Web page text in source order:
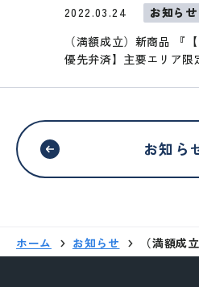
2022.03.24
お知らせ
（満額成立）新商品 『
優先弁済】主要エリア限
お知ら
ホーム お知らせ （満額成
外部サイトへリンク